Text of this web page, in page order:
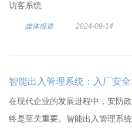
访客系统
媒体报道 2024-09-14
智能出入管理系统：入厂安
在现代企业的发展进程中，安防
终是至关重要。智能出入管理系统